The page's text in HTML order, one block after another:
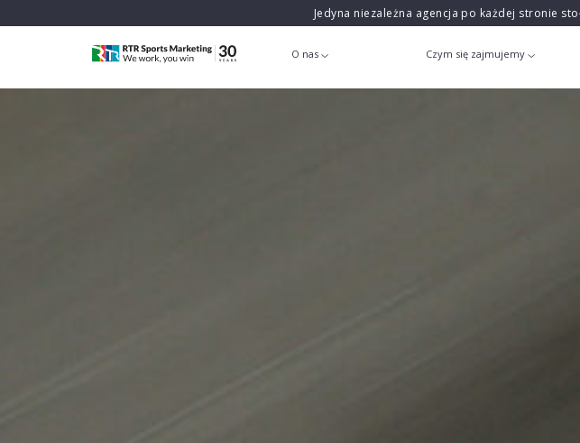
Jedyna niezależna agencja po każdej stronie
O nas Czym się zajmujemy